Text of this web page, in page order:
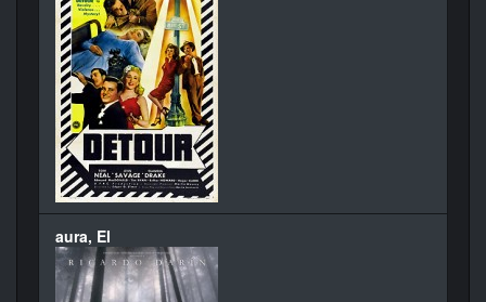
aura, El